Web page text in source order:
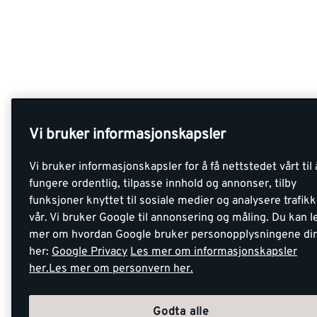
Vi bruker informasjonskapsler
Vi bruker informasjonskapsler for å få nettstedet vårt til
fungere ordentlig, tilpasse innhold og annonser, tilby
funksjoner knyttet til sosiale medier og analysere
vår. Vi bruker Google til annonsering og måling. Du kan
mer om hvordan Google bruker personopplysningene
her: Google Privacy Les mer om informasjonskapsler
her.Les mer om personvern her.
Godta alle